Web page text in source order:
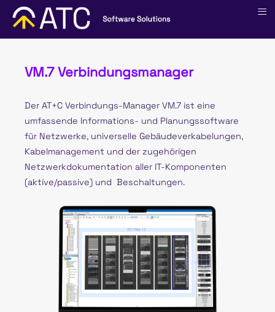
VM.7 Verbindungsmanager
Der AT+C Verbindungs-Manager VM.7 ist eine
umfassende Informations- und Planungssoftware
für Netzwerke, universelle Gebäudeverkabelungen,
Kabelmanagement und der zugehörigen
Netzwerkdokumentation aller IT-Komponenten
(aktive/passive) und Beschaltungen.
≡